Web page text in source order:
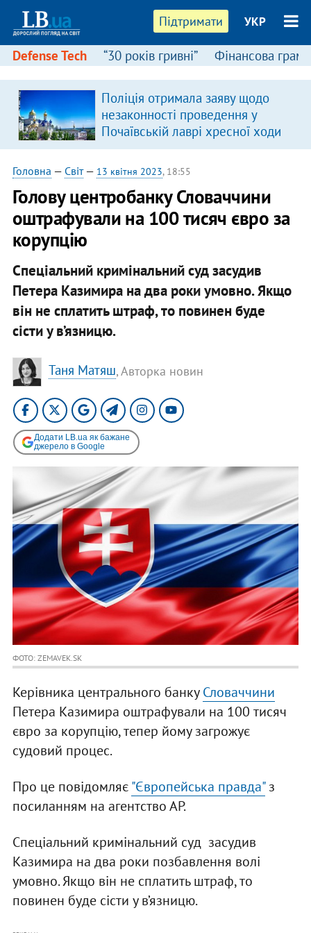
Підтримати УКР
Defense Tech “30 років гривні” Фінансова
Поліція отримала заяву щодо
незаконності проведення у
Почаївській лаврі хресної ходи
Головна — Світ— 13 квітня 2023, 18:55
Голову центробанку Словаччини
оштрафували на 100 тисяч євро за
корупцію
Спеціальний кримінальний суд засудив
Петера Казимира на два роки умовно. Якщо
він не сплатить штраф, то повинен буде
сісти у в’язницю.
Таня Матяш, Авторка новин
Додати LB.ua як бажане
джерело в Google
ФОТО: ZEMAVEK.SK
Керівника центрального банкуСловаччини
Петера Казимира оштрафували на 100 тисяч
євро за корупцію, тепер йому загрожує
судовий процес.
Про це повідомляє"Європейська правда"з
посиланням на агентство АР.
Спеціальний кримінальний суд засудив
Казимира на два роки позбавлення волі
умовно. Якщо він не сплатить штраф, то
повинен буде сісти у в’язницю.